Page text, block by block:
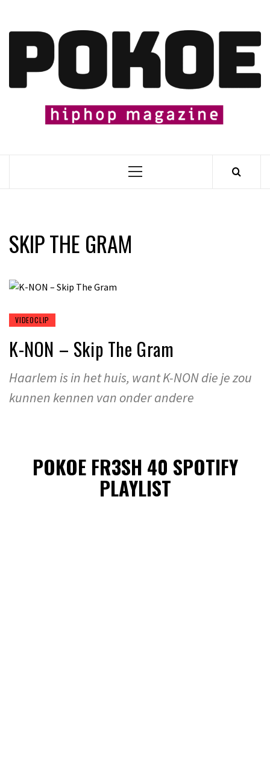
content
Primary
SKIP THE GRAM
VIDEOCLIP
K-NON – Skip The Gram
Haarlem is in het huis, want K-NON die je zou
kunnen kennen van onder andere
POKOE FR3SH 40 SPOTIFY
PLAYLIST